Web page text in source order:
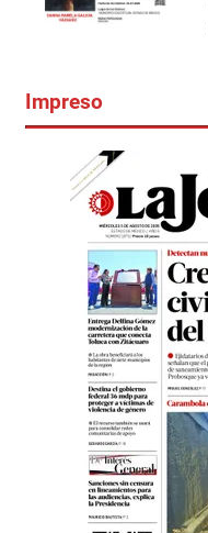
Impreso